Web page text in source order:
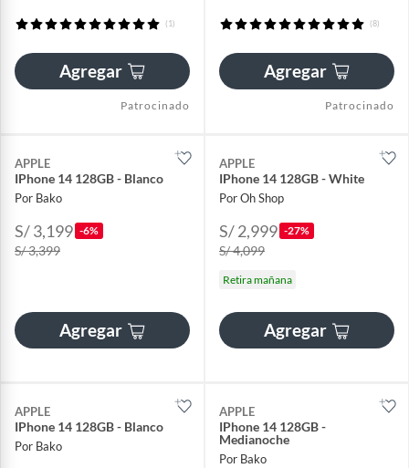
(1)
Agregar
Patrocinado
(8)
Agregar
Patrocinado
APPLE
IPhone 14 128GB - Blanco
Por Bako
S/ 3,199 -6%
S/ 3,399
Agregar
APPLE
IPhone 14 128GB - White
Por Oh Shop
S/ 2,999 -27%
S/ 4,099
Retira mañana
Agregar
APPLE
IPhone 14 128GB - Blanco
Por Bako
APPLE
IPhone 14 128GB -
Medianoche
Por Bako